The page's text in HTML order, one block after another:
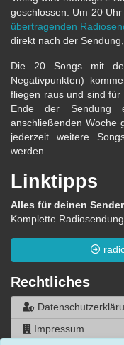
geschlossen. Um 20
übertragenden
direkt nach der
Die 20 Songs mit
Negativpunkten)
fliegen raus und sind
Ende der
anschließenden Woche
jederzeit weitere
werden.
Linktipps
Alles für deinen
Komplette
Rechtliches
Impressum